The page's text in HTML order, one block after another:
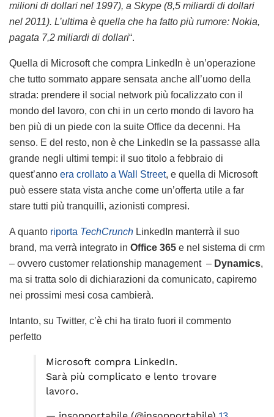
milioni di dollari nel 1997), a Skype (8,5 miliardi di dollari
nel 2011). L’ultima è quella che ha fatto più rumore: Nokia,
pagata 7,2 miliardi di dollari“.
Quella di Microsoft che compra LinkedIn è un’operazione
che tutto sommato appare sensata anche all’uomo della
strada: prendere il social network più focalizzato con il
mondo del lavoro, con chi in un certo mondo di lavoro ha
ben più di un piede con la suite Office da decenni. Ha
senso. E del resto, non è che LinkedIn se la passasse alla
grande negli ultimi tempi: il suo titolo a febbraio di
quest’anno era crollato a Wall Street, e quella di Microsoft
può essere stata vista anche come un’offerta utile a far
stare tutti più tranquilli, azionisti compresi.
A quanto riporta TechCrunch LinkedIn manterrà il suo
brand, ma verrà integrato in Office 365 e nel sistema di crm
– ovvero customer relationship management – Dynamics,
ma si tratta solo di dichiarazioni da comunicato, capiremo
nei prossimi mesi cosa cambierà.
Intanto, su Twitter, c’è chi ha tirato fuori il commento
perfetto
Microsoft compra LinkedIn.
Sarà più complicato e lento trovare
lavoro.